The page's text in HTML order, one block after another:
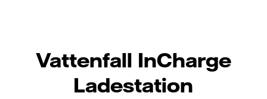
Vattenfall InCharge
Ladestation